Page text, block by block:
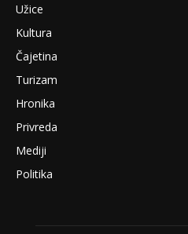
Užice
Kultura
Čajetina
Turizam
Hronika
Privreda
Mediji
Politika